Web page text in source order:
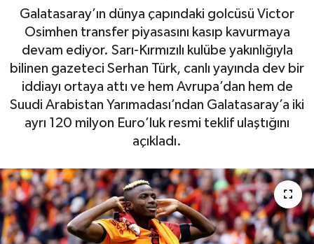
Galatasaray’ın dünya çapındaki golcüsü Victor
Osimhen transfer piyasasını kasıp kavurmaya
devam ediyor. Sarı-Kırmızılı kulübe yakınlığıyla
bilinen gazeteci Serhan Türk, canlı yayında dev bir
iddiayı ortaya attı ve hem Avrupa’dan hem de
Suudi Arabistan Yarımadası’ndan Galatasaray’a iki
ayrı 120 milyon Euro’luk resmi teklif ulaştığını
açıkladı.
EKONOMİ
GÜNDEM
MAGAZİN
BÖLGE
KEŞFET
Tüm Manşetler
Son Dakika Haberleri
Haber Arşivi